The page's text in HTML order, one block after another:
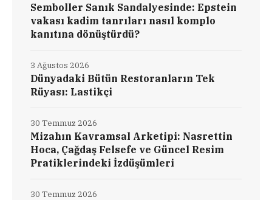
Semboller Sanık Sandalyesinde: Epstein
vakası kadim tanrıları nasıl komplo
kanıtına dönüştürdü?
Dünyadaki Bütün Restoranların Tek
Rüyası: Lastikçi
3 Ağustos 2026
Mizahın Kavramsal Arketipi: Nasrettin
Hoca, Çağdaş Felsefe ve Güncel Resim
Pratiklerindeki İzdüşümleri
30 Temmuz 2026
30 Temmuz 2026